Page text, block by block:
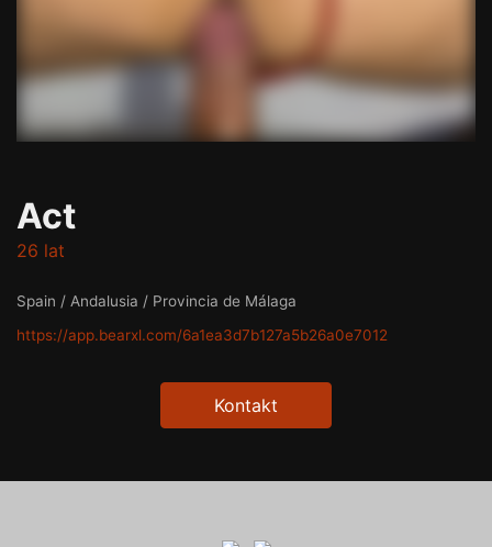
Act
26 lat
Spain / Andalusia / Provincia de Málaga
https://app.bearxl.com/6a1ea3d7b127a5b26a0e7012
Kontakt